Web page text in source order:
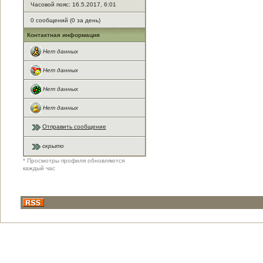
Часовой пояс: 16.5.2017, 6:01
0 сообщений (0 за день)
Контактная информация
Нет данных
Нет данных
Нет данных
Нет данных
Отправить сообщение
скрыто
* Просмотры профиля обновляются
каждый час